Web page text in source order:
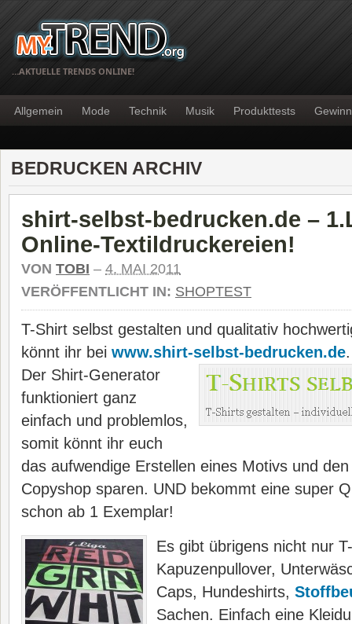
…AKTUELLE TRENDS ONLINE!
Allgemein Mode Technik Musik Produkttests
BEDRUCKEN ARCHIV
shirt-selbst-bedrucken.de –
Online-Textildruckereien!
VON TOBI – 4. MAI 2011
VERÖFFENTLICHT IN: SHOPTEST
T-Shirt selbst gestalten und qualitativ
könnt ihr bei www.shirt-selbst-bedrucken.de.
Der Shirt-Generator
funktioniert ganz
einfach und problemlos,
somit könnt ihr euch
das aufwendige Erstellen eines Motivs und
Copyshop sparen. UND bekommt eine super
schon ab 1 Exemplar!
Es gibt übrigens nicht nur
Kapuzenpullover,
Caps, Hundeshirts,
Sachen. Einfach eine